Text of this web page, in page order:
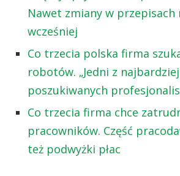
Nawet zmiany w przepisach
wcześniej
Co trzecia polska firma
robotów. „Jedni z najbardziej
poszukiwanych
Co trzecia firma chce
pracowników. Część
też podwyżki płac